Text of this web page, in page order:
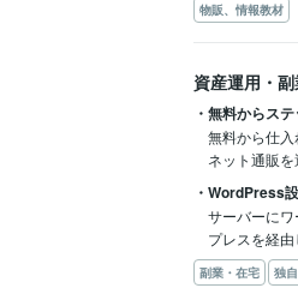
物販、情報教材
資産運用・
・無料からス
無料から仕
・WordPress
サーバーに
プレスを経
副業・在宅 独